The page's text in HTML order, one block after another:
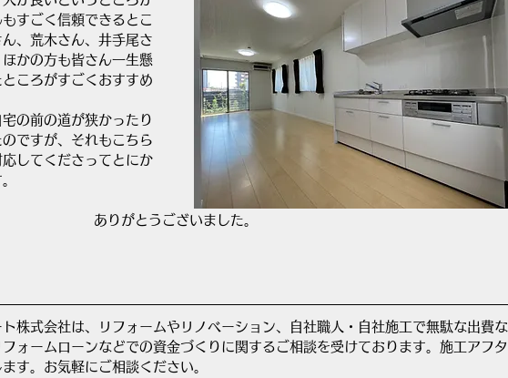
すごく信頼できるとこ
、荒木さん、井手尾さ
かの方も皆さん一生懸
ころがすごくおすすめ
の前の道が狭かったり
ですが、それもこちら
してくださってとにか
ありがとうございました。
株式会社は、リフォームやリノベーション、自社職人・自社施工で無駄な出費な
ォームローンなどでの資金づくりに関するご相談を受けております。施工アフタ
す。お気軽にご相談ください。